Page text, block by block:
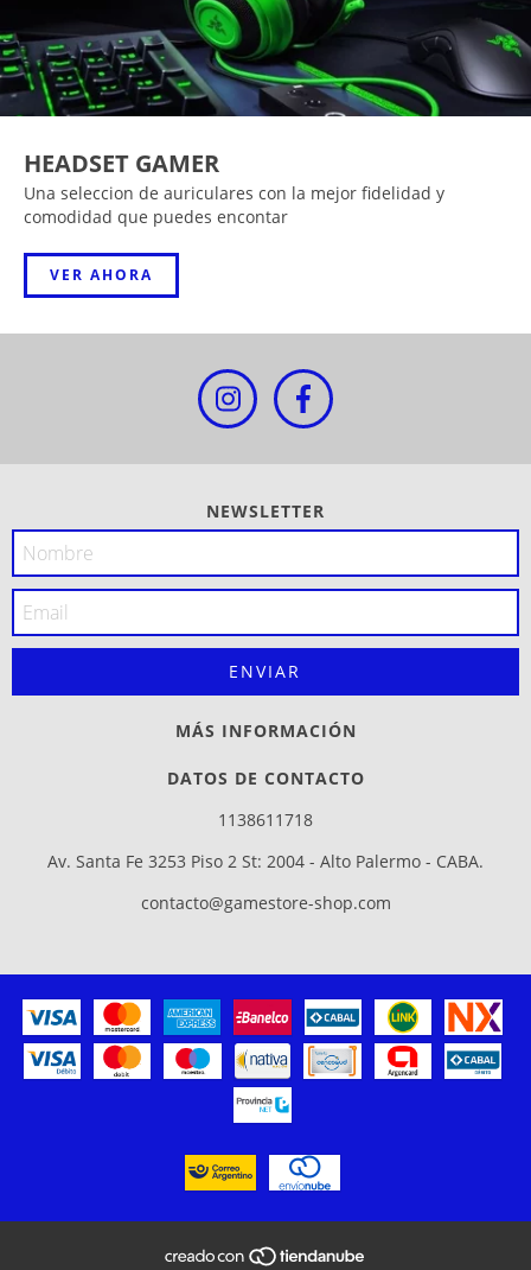
HEADSET GAMER
Una seleccion de auriculares con la mejor fidelidad y
comodidad que puedes encontar
VER AHORA
NEWSLETTER
MÁS INFORMACIÓN
DATOS DE CONTACTO
1138611718
Av. Santa Fe 3253 Piso 2 St: 2004 - Alto Palermo - CABA.
contacto@gamestore-shop.com